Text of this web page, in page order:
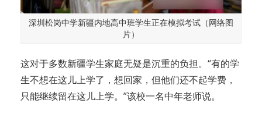
深圳松岗中学新疆内地高中班学生正在模拟考试（网络图
片）
这对于多数新疆学生家庭无疑是沉重的负担。“有的学
生不想在这儿上学了，想回家，但他们还不起学费，
只能继续留在这儿上学。”该校一名中年老师说。